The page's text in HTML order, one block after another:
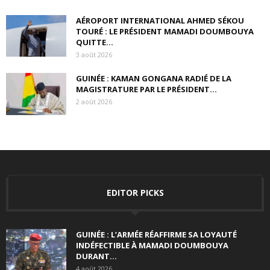
AÉROPORT INTERNATIONAL AHMED SÉKOU
TOURÉ : LE PRÉSIDENT MAMADI DOUMBOUYA
QUITTE...
3 août 2026
GUINÉE : KAMAN GONGANA RADIÉ DE LA
MAGISTRATURE PAR LE PRÉSIDENT...
2 août 2026
EDITOR PICKS
GUINÉE : L’ARMÉE RÉAFFIRME SA LOYAUTÉ
INDÉFECTIBLE À MAMADI DOUMBOUYA
DURANT...